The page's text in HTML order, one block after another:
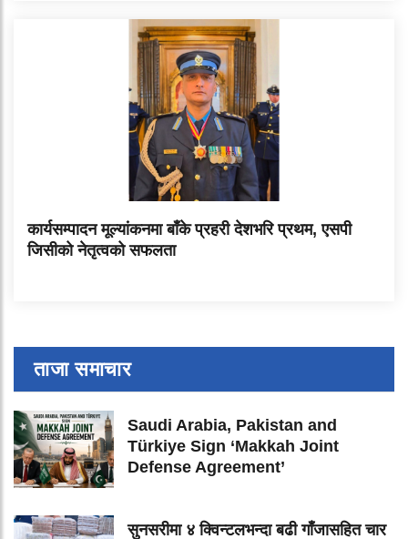
कार्यसम्पादन मूल्यांकनमा बाँके प्रहरी देशभरि प्रथम, एसपी
जिसीको नेतृत्वको सफलता
ताजा समाचार
Saudi Arabia, Pakistan and
Türkiye Sign ‘Makkah Joint
Defense Agreement’
सुनसरीमा ४ क्विन्टलभन्दा बढी गाँजासहित चार